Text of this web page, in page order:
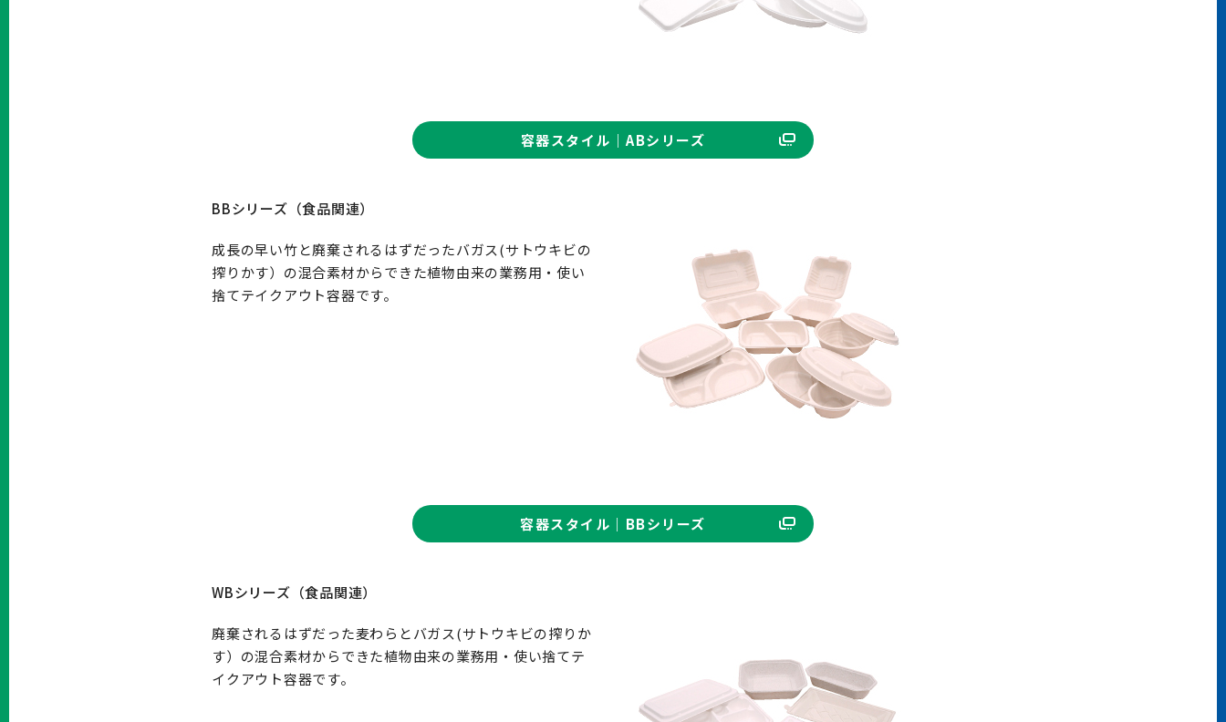
容器スタイル｜ABシリーズ
BBシリーズ（食品関連）
成長の早い竹と廃棄されるはずだったバガス(サトウキビの
搾りかす）の混合素材からできた植物由来の業務用・使い
捨てテイクアウト容器です。
容器スタイル｜BBシリーズ
WBシリーズ（食品関連）
廃棄されるはずだった麦わらとバガス(サトウキビの搾りか
す）の混合素材からできた植物由来の業務用・使い捨てテ
イクアウト容器です。